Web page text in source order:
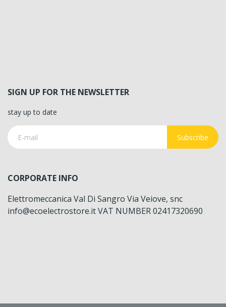
SIGN UP FOR THE NEWSLETTER
stay up to date
Subscribe
CORPORATE INFO
Elettromeccanica Val Di Sangro Via Veiove, snc
info@ecoelectrostore.it VAT NUMBER 02417320690